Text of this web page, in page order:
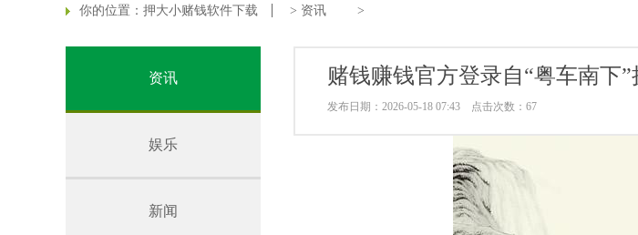
你的位置： 押大小赌钱软件下载 > 资讯 >
资讯
娱乐
新闻
赌钱赚钱官方登录自“粤车南下
发布日期：2026-05-18 07:43 点击次数：67